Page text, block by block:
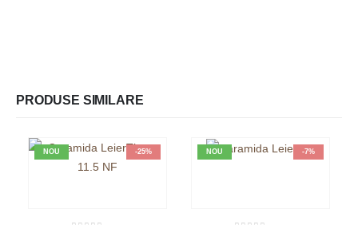
PRODUSE SIMILARE
NOU -25% NOU -7%